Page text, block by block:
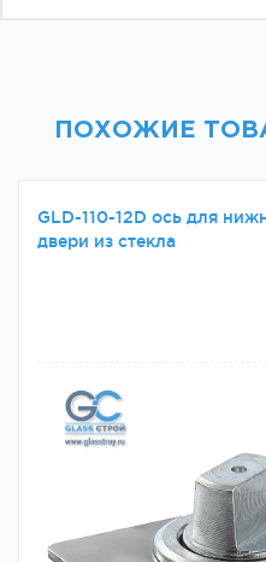
ПОХОЖИЕ
GLD-110-12D ось для
двери из стекла